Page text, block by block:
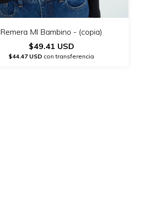
Remera Ml Bambino - (copia)
$49.41 USD
$44.47 USD con transferencia